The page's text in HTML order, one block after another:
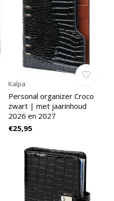
Kalpa
Personal organizer Croco
zwart | met jaarinhoud
2026 en 2027
€25,95